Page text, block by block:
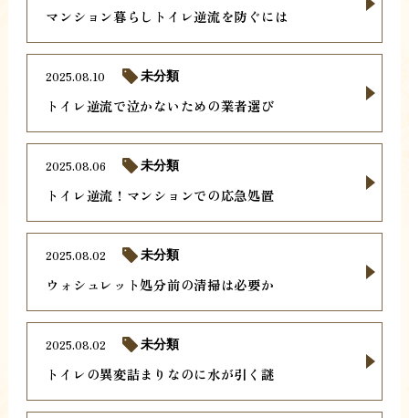
マンション暮らしトイレ逆流を防ぐには
トイレ逆流で泣かないための業者選び
2025.08.10 未分類
トイレ逆流！マンションでの応急処置
2025.08.06 未分類
ウォシュレット処分前の清掃は必要か
2025.08.02 未分類
トイレの異変詰まりなのに水が引く謎
2025.08.02 未分類